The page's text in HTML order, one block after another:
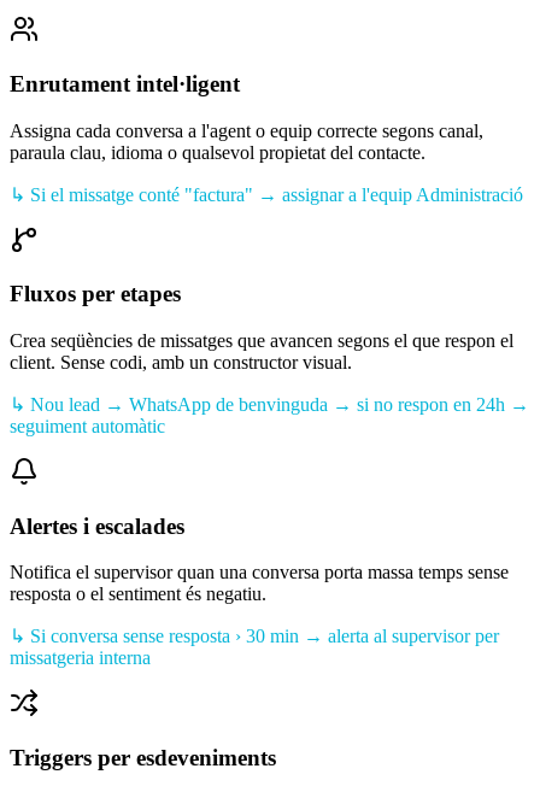
Enrutament intel·ligent
Assigna cada conversa a l'agent o equip correcte segons canal,
paraula clau, idioma o qualsevol propietat del contacte.
↳ Si el missatge conté "factura" → assignar a l'equip Administració
Fluxos per etapes
Crea seqüències de missatges que avancen segons el que respon el
client. Sense codi, amb un constructor visual.
↳ Nou lead → WhatsApp de benvinguda → si no respon en 24h →
seguiment automàtic
Alertes i escalades
Notifica el supervisor quan una conversa porta massa temps sense
resposta o el sentiment és negatiu.
↳ Si conversa sense resposta › 30 min → alerta al supervisor per
missatgeria interna
Triggers per esdeveniments